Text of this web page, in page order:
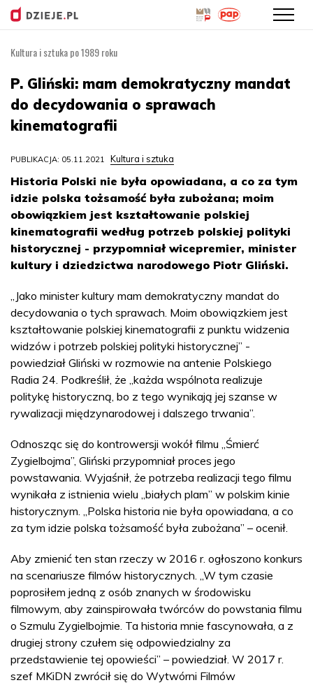
treści
Kultura i sztuka po 1989 roku
P. Gliński: mam demokratyczny mandat
do decydowania o sprawach
kinematografii
PUBLIKACJA: 05.11.2021 Kultura i sztuka
Historia Polski nie była opowiadana, a co za tym
idzie polska tożsamość była zubożana; moim
obowiązkiem jest kształtowanie polskiej
kinematografii według potrzeb polskiej polityki
historycznej - przypomniał wicepremier, minister
kultury i dziedzictwa narodowego Piotr Gliński.
„Jako minister kultury mam demokratyczny mandat do
decydowania o tych sprawach. Moim obowiązkiem jest
kształtowanie polskiej kinematografii z punktu widzenia
widzów i potrzeb polskiej polityki historycznej” -
powiedział Gliński w rozmowie na antenie Polskiego
Radia 24. Podkreślił, że „każda wspólnota realizuje
politykę historyczną, bo z tego wynikają jej szanse w
rywalizacji międzynarodowej i dalszego trwania”.
Odnosząc się do kontrowersji wokół filmu „Śmierć
Zygielbojma”, Gliński przypomniał proces jego
powstawania. Wyjaśnił, że potrzeba realizacji tego filmu
wynikała z istnienia wielu „białych plam” w polskim kinie
historycznym. „Polska historia nie była opowiadana, a co
za tym idzie polska tożsamość była zubożana” – ocenił.
Aby zmienić ten stan rzeczy w 2016 r. ogłoszono konkurs
na scenariusze filmów historycznych. „W tym czasie
poprosiłem jedną z osób znanych w środowisku
filmowym, aby zainspirowała twórców do powstania filmu
o Szmulu Zygielbojmie. Ta historia mnie fascynowała, a z
drugiej strony czułem się odpowiedzialny za
przedstawienie tej opowieści” – powiedział. W 2017 r.
szef MKiDN zwrócił się do Wytwórni Filmów